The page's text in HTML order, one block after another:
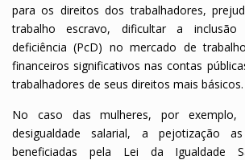
para os direitos dos trabalhadores,
trabalho escravo, dificultar a
deficiência (PcD) no mercado de
financeiros significativos nas contas
trabalhadores de seus direitos mais básicos.
No caso das mulheres, por exemplo,
desigualdade salarial, a pejotização
beneficiadas pela Lei da Igualdade